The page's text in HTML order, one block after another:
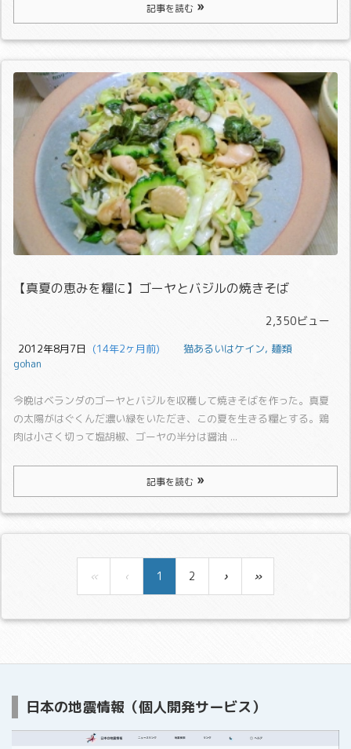
記事を読む
【真夏の恵みを糧に】ゴーヤとバジルの焼きそば
2,350ビュー
2012年8月7日
  (14年2ヶ月前)
猫あるいはケイン, 麺類
gohan
今晩はベランダのゴーヤとバジルを収穫して焼きそばを作った。 真夏
の太陽がはぐくんだ濃い緑をいただき、この夏を生きる糧とする。 鶏
肉は小さく切って塩胡椒、ゴーヤの半分は醤油 ...
記事を読む
« ‹ 1 2 › »
日本の地震情報（個人開発サービス）